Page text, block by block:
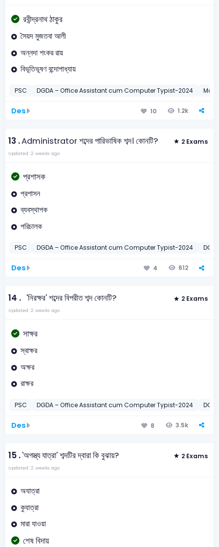
রবীন্দ্রনাথ ঠাকুর
সৈয়দ মুজতবা আলী
অন্নদা শংকর রায়
বিভূতিভূষণ বন্দোপাধ্যায়
PSC DGDA – Office Assistant cum Computer Typist-2024
Des 10 1.2k
13 .Administrator শব্দের পারিভাষিক শব্দ। কোনটি? 2 Exams
Updated: 2 weeks ago
প্রশাসক
প্রশাসন
ব্যবস্থাপক
পরিচালক
PSC DGDA – Office Assistant cum Computer Typist-2024
Des 4 612
14 . 'নিরক্ষর' শব্দের বিপরীত শব্দ কোনটি? 2 Exams
Updated: 2 weeks ago
সাক্ষর
স্বাক্ষর
অক্ষর
রাক্ষর
PSC DGDA – Office Assistant cum Computer Typist-2024
Des 8 3.5k
15 .'অগস্ত্য যাত্রা' শব্দটির দ্বারা কি বুঝায়? 2 Exams
Updated: 2 weeks ago
অযাত্রা
কুযাত্রা
মারা যাওয়া
শেষ বিদায়